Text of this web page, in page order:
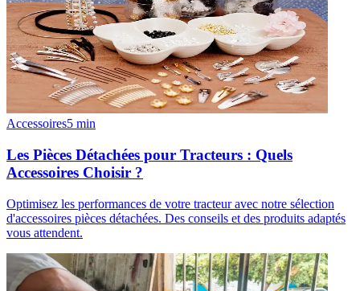
Accessoires5 min
Les Pièces Détachées pour Tracteurs : Quels
Accessoires Choisir ?
Optimisez les performances de votre tracteur avec notre sélection
d'accessoires pièces détachées. Des conseils et des produits adaptés
vous attendent.